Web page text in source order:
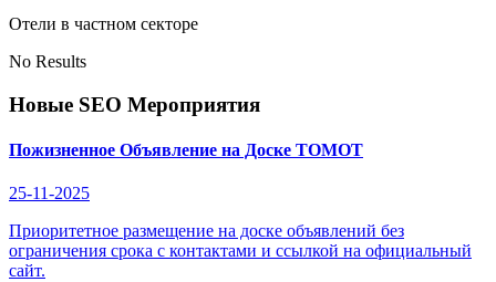
Отели в частном секторе
No Results
Новые SEO Мероприятия
Пожизненное Объявление на Доске ТОМОТ
25-11-2025
Приоритетное размещение на доске объявлений без
ограничения срока с контактами и ссылкой на официальный
сайт.